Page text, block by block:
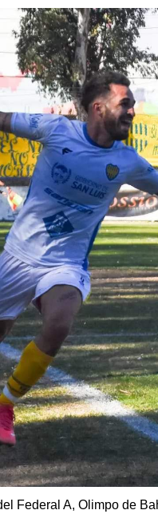
Federal A, Olimpo de